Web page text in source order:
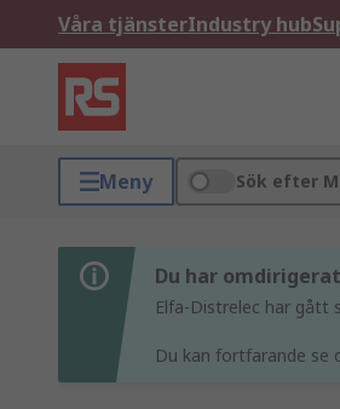
Våra tjänsterIndustry hub
Meny Sök efter
Du har
Elfa-Distrelec har gått
Du kan fortfarande se